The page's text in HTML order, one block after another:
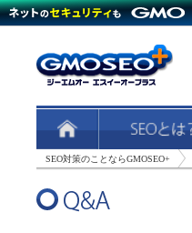
SEO対策のことならGMOSEO+